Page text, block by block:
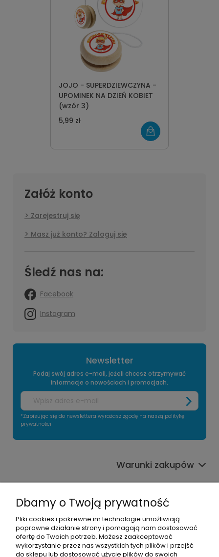
JOJO - SUPERDZIEWCZYNA -
UPOMINEK NA DZIEŃ KOBIET
(wzór 3)
5,99 zł
Załóż konto
Zarejestruj się
Masz już konto? Zaloguj się
Śledź nas na:
Facebook
Instagram
Newsletter
Podaj swój adres e-mail, jeżeli chcesz otrzymywać
informacje o nowościach i promocjach.
*Zapisując się do newslettera wyrażasz zgodę na naszą politykę
prywatności
Warunki zakupów
Informacje o sklepie
Moje konto
Pomoc
Dbamy o Twoją prywatność
Pliki cookies i pokrewne im technologie umożliwiają
poprawne działanie strony i pomagają nam dostosować
ofertę do Twoich potrzeb. Możesz zaakceptować
wykorzystanie przez nas wszystkich tych plików i przejść
do sklepu lub dostosować użycie plików do swoich